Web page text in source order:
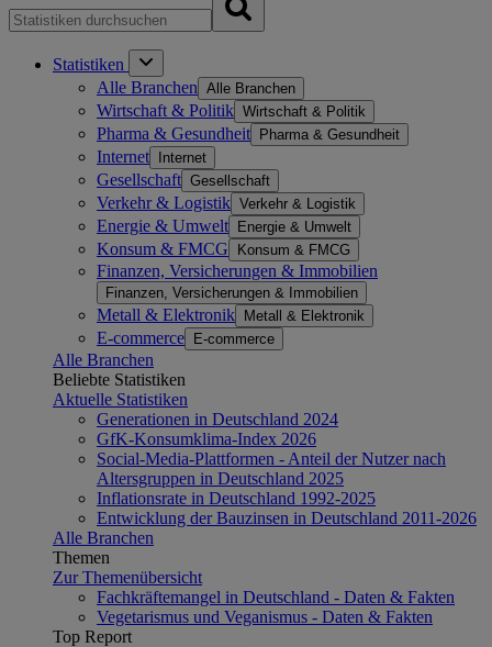
Statistiken
Alle Branchen Alle Branchen
Wirtschaft & Politik Wirtschaft & Politik
Pharma & Gesundheit Pharma & Gesundheit
Internet Internet
Gesellschaft Gesellschaft
Verkehr & Logistik Verkehr & Logistik
Energie & Umwelt Energie & Umwelt
Konsum & FMCG Konsum & FMCG
Finanzen, Versicherungen & Immobilien
Finanzen, Versicherungen & Immobilien
Metall & Elektronik Metall & Elektronik
E-commerce E-commerce
Alle Branchen
Beliebte Statistiken
Aktuelle Statistiken
Generationen in Deutschland 2024
GfK-Konsumklima-Index 2026
Social-Media-Plattformen - Anteil der Nutzer nach
Altersgruppen in Deutschland 2025
Inflationsrate in Deutschland 1992-2025
Entwicklung der Bauzinsen in Deutschland 2011-2026
Alle Branchen
Themen
Zur Themenübersicht
Fachkräftemangel in Deutschland - Daten & Fakten
Vegetarismus und Veganismus - Daten & Fakten
Top Report